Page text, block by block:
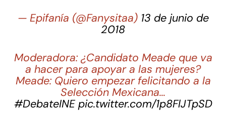
— Epifanía (@Fanysitaa) 13 de junio de
2018
Moderadora: ¿Candidato Meade que va
a hacer para apoyar a las mujeres?
Meade: Quiero empezar felicitando a la
Selección Mexicana…
#DebateINE pic.twitter.com/1p8FlJTpSD